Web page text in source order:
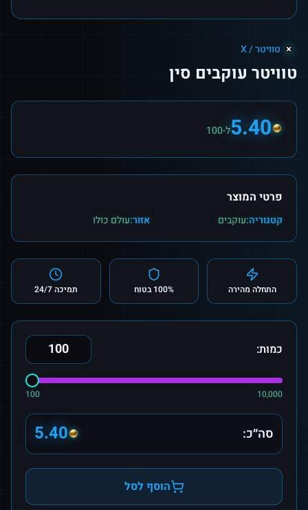
טוויטר / X
טוויטר עוקבים סין
5.40ל-100
פרטי המוצר
קטגוריה:עוקבים אזור:עולם כולו
התחלה מהירה 100% בטוח תמיכה 24/7
כמות:
100 10,000
סה״כ: 5.40
הוסף לסל